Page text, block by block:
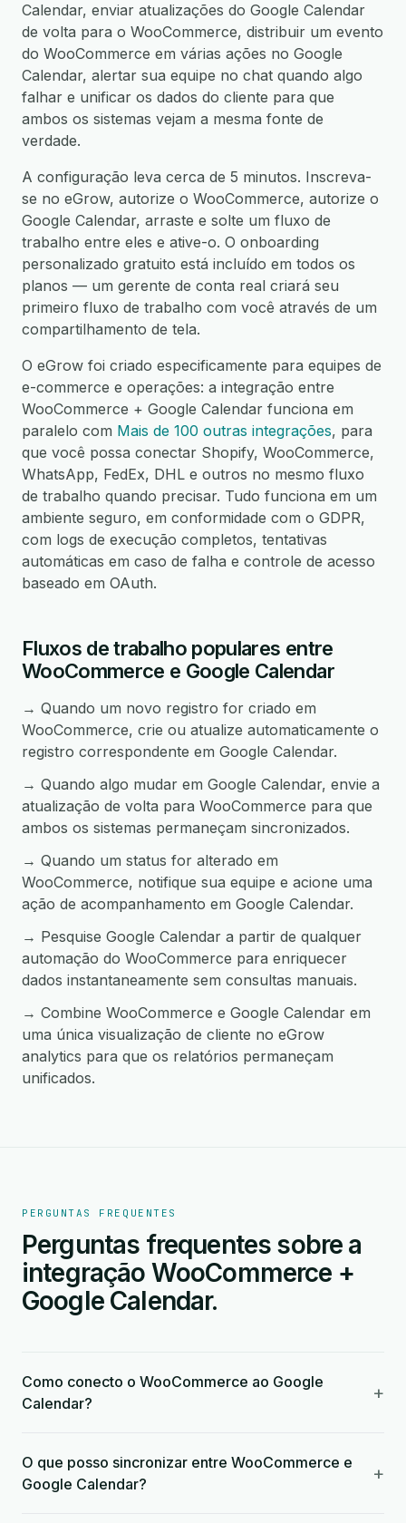
Calendar, enviar atualizações do Google Calendar
de volta para o WooCommerce, distribuir um evento
do WooCommerce em várias ações no Google
Calendar, alertar sua equipe no chat quando algo
falhar e unificar os dados do cliente para que
ambos os sistemas vejam a mesma fonte de
verdade.
A configuração leva cerca de 5 minutos. Inscreva-
se no eGrow, autorize o WooCommerce, autorize o
Google Calendar, arraste e solte um fluxo de
trabalho entre eles e ative-o. O onboarding
personalizado gratuito está incluído em todos os
planos — um gerente de conta real criará seu
primeiro fluxo de trabalho com você através de um
compartilhamento de tela.
O eGrow foi criado especificamente para equipes de
e-commerce e operações: a integração entre
WooCommerce + Google Calendar funciona em
paralelo com Mais de 100 outras integrações, para
que você possa conectar Shopify, WooCommerce,
WhatsApp, FedEx, DHL e outros no mesmo fluxo
de trabalho quando precisar. Tudo funciona em um
ambiente seguro, em conformidade com o GDPR,
com logs de execução completos, tentativas
automáticas em caso de falha e controle de acesso
baseado em OAuth.
Fluxos de trabalho populares entre
WooCommerce e Google Calendar
→ Quando um novo registro for criado em
WooCommerce, crie ou atualize automaticamente o
registro correspondente em Google Calendar.
→ Quando algo mudar em Google Calendar, envie a
atualização de volta para WooCommerce para que
ambos os sistemas permaneçam sincronizados.
→ Quando um status for alterado em
WooCommerce, notifique sua equipe e acione uma
ação de acompanhamento em Google Calendar.
→ Pesquise Google Calendar a partir de qualquer
automação do WooCommerce para enriquecer
dados instantaneamente sem consultas manuais.
→ Combine WooCommerce e Google Calendar em
uma única visualização de cliente no eGrow
analytics para que os relatórios permaneçam
unificados.
PERGUNTAS FREQUENTES
Perguntas frequentes sobre a
integração WooCommerce +
Google Calendar.
Como conecto o WooCommerce ao Google
Calendar?
+
O que posso sincronizar entre WooCommerce e
Google Calendar?
+